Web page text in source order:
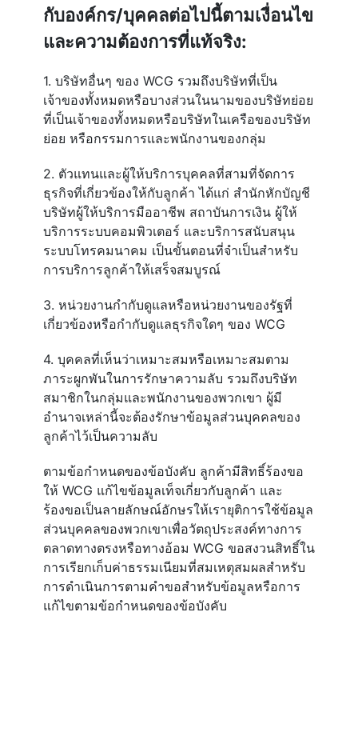
กับองค์กร/บุคคลต่อไปนี้ตามเงื่อนไข
และความต้องการที่แท้จริง:
1. บริษัทอื่นๆ ของ WCG รวมถึงบริษัทที่เป็น
เจ้าของทั้งหมดหรือบางส่วนในนามของบริษัทย่อย
ที่เป็นเจ้าของทั้งหมดหรือบริษัทในเครือของบริษัท
ย่อย หรือกรรมการและพนักงานของกลุ่ม
2. ตัวแทนและผู้ให้บริการบุคคลที่สามที่จัดการ
ธุรกิจที่เกี่ยวข้องให้กับลูกค้า ได้แก่ สำนักหักบัญชี
บริษัทผู้ให้บริการมืออาชีพ สถาบันการเงิน ผู้ให้
บริการระบบคอมพิวเตอร์ และบริการสนับสนุน
ระบบโทรคมนาคม เป็นขั้นตอนที่จำเป็นสำหรับ
การบริการลูกค้าให้เสร็จสมบูรณ์
3. หน่วยงานกำกับดูแลหรือหน่วยงานของรัฐที่
เกี่ยวข้องหรือกำกับดูแลธุรกิจใดๆ ของ WCG
4. บุคคลที่เห็นว่าเหมาะสมหรือเหมาะสมตาม
ภาระผูกพันในการรักษาความลับ รวมถึงบริษัท
สมาชิกในกลุ่มและพนักงานของพวกเขา ผู้มี
อำนาจเหล่านี้จะต้องรักษาข้อมูลส่วนบุคคลของ
ลูกค้าไว้เป็นความลับ
ตามข้อกำหนดของข้อบังคับ ลูกค้ามีสิทธิ์ร้องขอ
ให้ WCG แก้ไขข้อมูลเท็จเกี่ยวกับลูกค้า และ
ร้องขอเป็นลายลักษณ์อักษรให้เรายุติการใช้ข้อมูล
ส่วนบุคคลของพวกเขาเพื่อวัตถุประสงค์ทางการ
ตลาดทางตรงหรือทางอ้อม WCG ขอสงวนสิทธิ์ใน
การเรียกเก็บค่าธรรมเนียมที่สมเหตุสมผลสำหรับ
การดำเนินการตามคำขอสำหรับข้อมูลหรือการ
แก้ไขตามข้อกำหนดของข้อบังคับ